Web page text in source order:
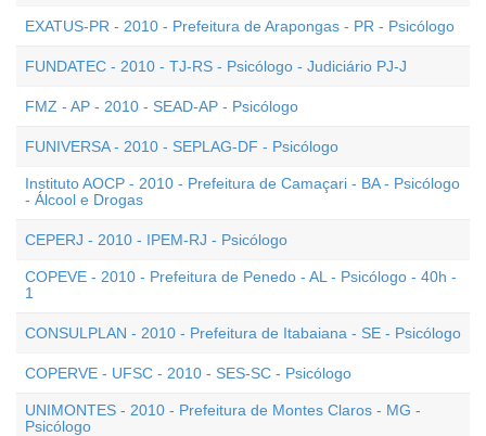
EXATUS-PR - 2010 - Prefeitura de Arapongas - PR - Psicólogo
FUNDATEC - 2010 - TJ-RS - Psicólogo - Judiciário PJ-J
FMZ - AP - 2010 - SEAD-AP - Psicólogo
FUNIVERSA - 2010 - SEPLAG-DF - Psicólogo
Instituto AOCP - 2010 - Prefeitura de Camaçari - BA - Psicólogo
- Álcool e Drogas
CEPERJ - 2010 - IPEM-RJ - Psicólogo
COPEVE - 2010 - Prefeitura de Penedo - AL - Psicólogo - 40h -
1
CONSULPLAN - 2010 - Prefeitura de Itabaiana - SE - Psicólogo
COPERVE - UFSC - 2010 - SES-SC - Psicólogo
UNIMONTES - 2010 - Prefeitura de Montes Claros - MG -
Psicólogo